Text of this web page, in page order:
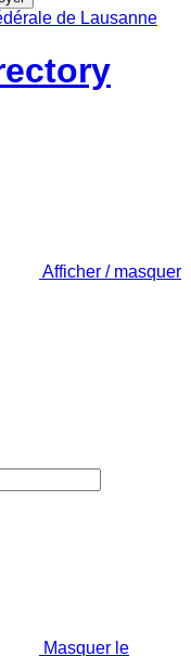
Afficher / masquer
Masquer le